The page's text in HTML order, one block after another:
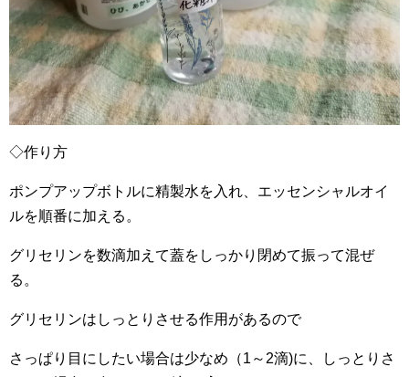
◇作り方
ポンプアップボトルに精製水を入れ、エッセンシャルオイ
ルを順番に加える。
グリセリンを数滴加えて蓋をしっかり閉めて振って混ぜ
る。
グリセリンはしっとりさせる作用があるので
さっぱり目にしたい場合は少なめ（1～2滴)に、しっとりさ